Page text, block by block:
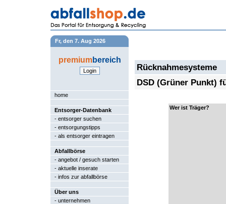
Fr, den 7. Aug 2026
premiumbereich
home
Entsorger-Datenbank
- entsorger suchen
- entsorgungstipps
- als entsorger eintragen
Abfallbörse
- angebot / gesuch starten
- aktuelle inserate
- infos zur abfallbörse
Über uns
- unternehmen
Rücknahmesysteme
DSD (Grüner Punkt)
Wer ist Träger?